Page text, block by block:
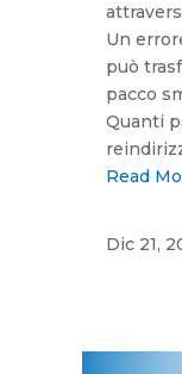
Un
può
pacco
Quanti
Read
Dic 21,